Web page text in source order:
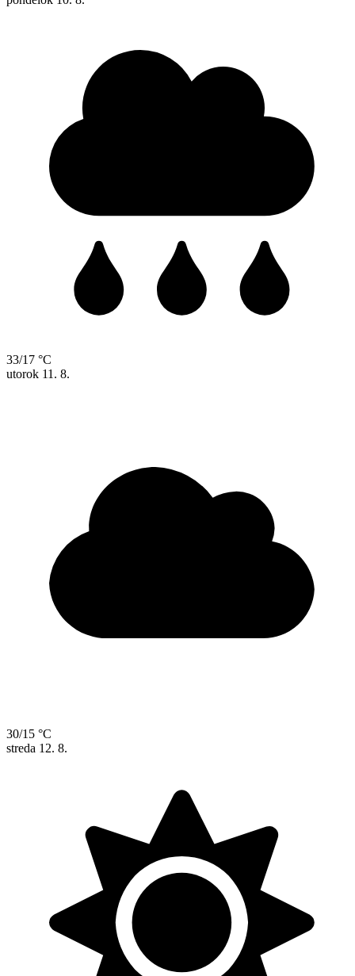
33/17 °C
utorok 11. 8.
30/15 °C
streda 12. 8.